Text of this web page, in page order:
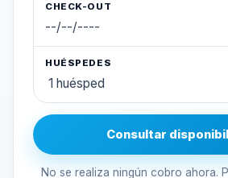
CHECK-OUT
HUÉSPEDES
Consultar
No se realiza ningún cobro ahora.